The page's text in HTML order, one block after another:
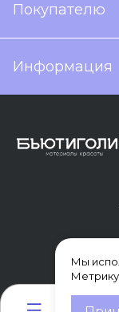
Покупателю
Информация
Мы